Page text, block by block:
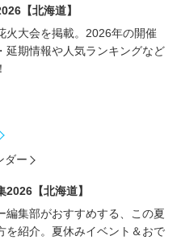
【北海道】
火大会を掲載。2026年の開催
延期情報や人気ランキングなど
ダー
2026【北海道】
編集部がおすすめする、この夏
を紹介。夏休みイベント＆おで